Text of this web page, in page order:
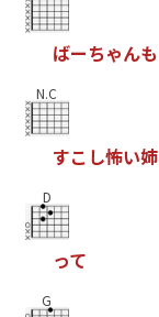
ばーちゃんも
N.C
すこ し怖い姉
D
って
G